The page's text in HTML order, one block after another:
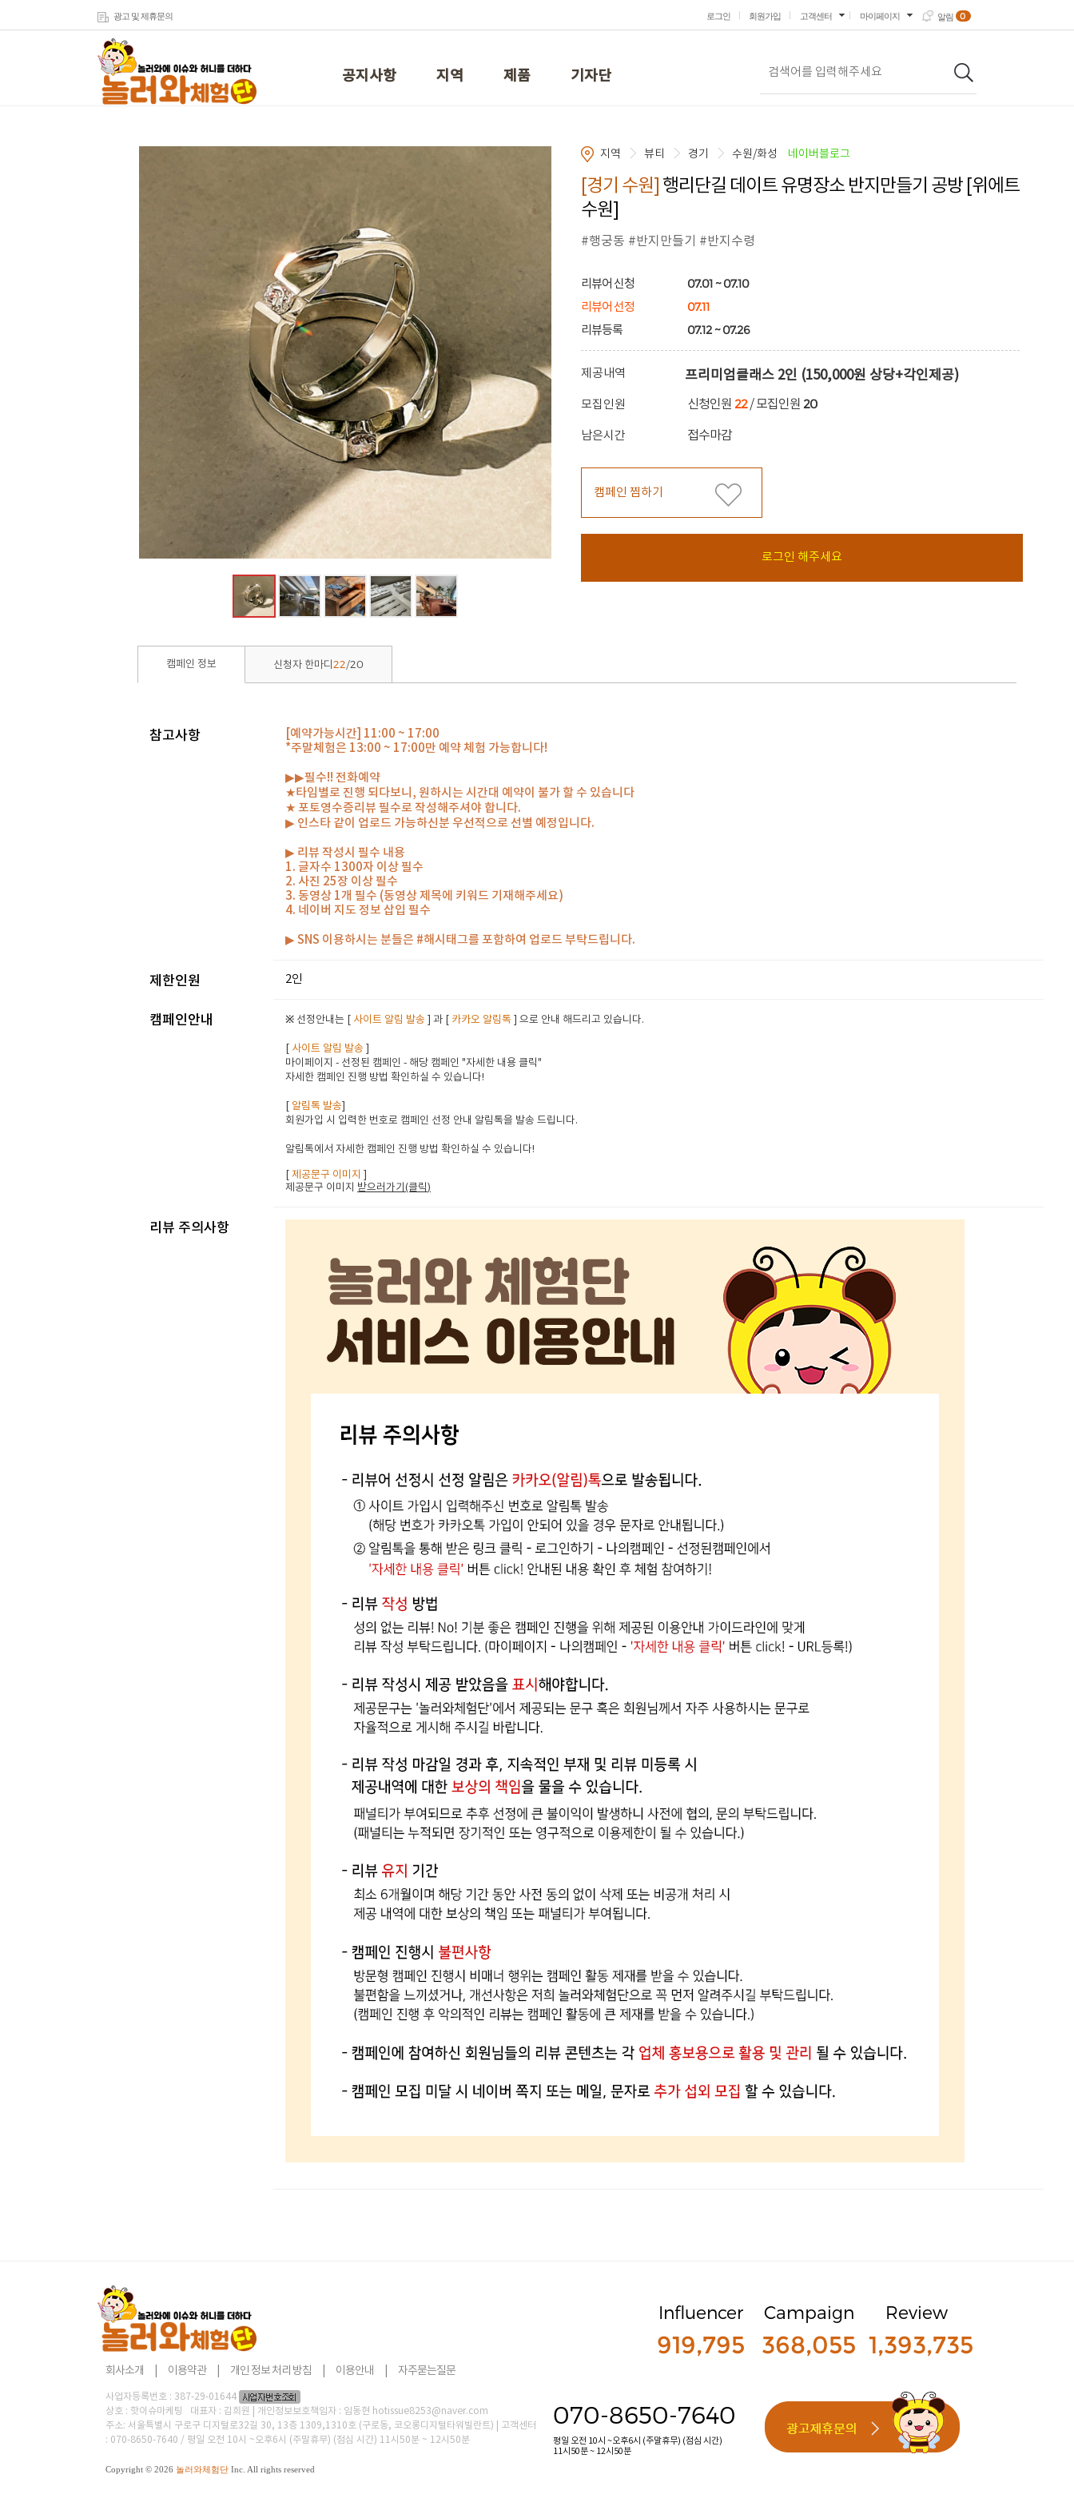
광고 및 제휴문의 로그인 회원가입 고객센터 마이페이지 알림 0
공지사항 지역 제품 기자단
지역 뷰티 경기 수원/화성 네이버블로그
[경기 수원] 행리단길 데이트 유명장소 반지만들기 공방 [위에트
수원]
#행궁동 #반지만들기 #반지수령
리뷰어 신청 07.01 ~ 07.10
리뷰어 선정 07.11
리뷰등록 07.12 ~ 07.26
제공내역 프리미엄클래스 2인 (150,000원 상당+각인제공)
모집인원 신청인원 22/ 모집인원 20
남은시간 접수마감
캠페인 찜하기
로그인 해주세요
캠페인 정보 신청자 한마디 22/20
참고사항
[예약가능시간] 11:00 ~ 17:00
*주말체험은 13:00 ~ 17:00만 예약 체험 가능합니다!
▶▶필수!! 전화예약
★타임별로 진행 되다보니, 원하시는 시간대 예약이 불가 할 수 있습니다
★ 포토영수증리뷰 필수로 작성해주셔야 합니다.
▶ 인스타 같이 업로드 가능하신분 우선적으로 선별 예정입니다.
▶ 리뷰 작성시 필수 내용
1. 글자수 1300자 이상 필수
2. 사진 25장 이상 필수
3. 동영상 1개 필수 (동영상 제목에 키워드 기재해주세요)
4. 네이버 지도 정보 삽입 필수
▶ SNS 이용하시는 분들은 #해시태그를 포함하여 업로드 부탁드립니다.
제한인원 2인
캠페인안내 ※ 선정안내는 [ 사이트 알림 발송 ] 과 [ 카카오 알림톡 ] 으로 안내 해드리고 있습니다.
사이트 알림 발송
마이페이지 - 선정된 캠페인 - 해당 캠페인 "자세한 내용 클릭"
자세한 캠페인 진행 방법 확인하실 수 있습니다!
알림톡 발송
회원가입 시 입력한 번호로 캠페인 선정 안내 알림톡을 발송 드립니다.
알림톡에서 자세한 캠페인 진행 방법 확인하실 수 있습니다!
[제공문구 이미지
제공문구 이미지 받으러가기(클릭 )
리뷰 주의사항
회사소개 이용약관 개인 정보 처리 방침 이용안내 자주묻는질문
사업자등록번호 : 387-29-01644
상호 : 핫이슈마케팅 대표자 : 김희원 | 개인정보보호책임자 : 임동현 hotissue8253@naver.com
주소: 서울특별시 구로구 디지털로32길 30, 13층 1309,1310호 (구로동, 코오롱디지털타워빌란트) | 고객센터
: 070-8650-7640 / 평일 오전 10시 ~오후6시 (주말휴무) (점심 시간) 11시50분 ~ 12시50분
Copyright © 2026 놀러와체험단 Inc. All rights reserved
Influencer
919,795
Campaign
368,055
Review
1,393,735
070-8650-7640
평일 오전 10시 ~오후6시 (주말휴무) (점심 시간)
11시50분 ~ 12시50분